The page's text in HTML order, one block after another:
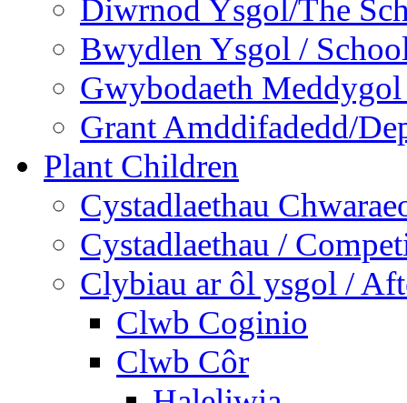
Diwrnod Ysgol/The
Bwydlen Ysgol /
Gwybodaeth
Grant Amddifadedd/
Plant Children
Cystadlaethau
Cystadlaethau /
Clybiau ar ôl ysgol /
Clwb Coginio
Clwb Côr